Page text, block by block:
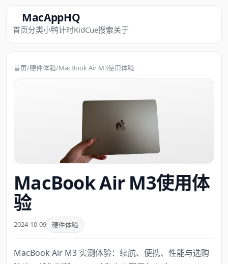
MacAppHQ
首页分类小鸭计时KidCue搜索关于
首页/硬件体验/MacBook Air M3使用体验
MacBook Air M3使用体
验
2024-10-09 硬件体验
MacBook Air M3 实测体验：续航、便携、性能与选购